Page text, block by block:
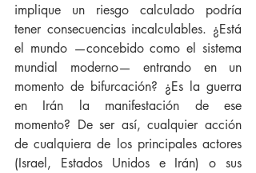
implique un riesgo calculado podría
tener consecuencias incalculables. ¿Está
el mundo —concebido como el sistema
mundial moderno— entrando en un
momento de bifurcación? ¿Es la guerra
en Irán la manifestación de ese
momento? De ser así, cualquier acción
de cualquiera de los principales actores
(Israel, Estados Unidos e Irán) o sus